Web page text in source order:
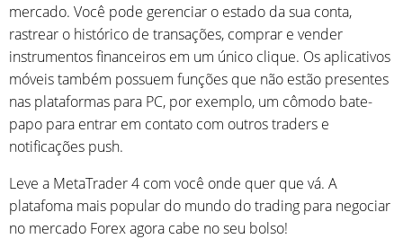
mercado. Você pode gerenciar o estado da sua conta,
rastrear o histórico de transações, comprar e vender
instrumentos financeiros em um único clique. Os aplicativos
móveis também possuem funções que não estão presentes
nas plataformas para PC, por exemplo, um cômodo bate-
papo para entrar em contato com outros traders e
notificações push.
Leve a MetaTrader 4 com você onde quer que vá. A
platafoma mais popular do mundo do trading para negociar
no mercado Forex agora cabe no seu bolso!